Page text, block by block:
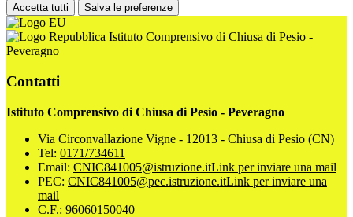
Accetta tutti Salva le preferenze
Istituto Comprensivo di Chiusa di Pesio -
Peveragno
Contatti
Istituto Comprensivo di Chiusa di Pesio - Peveragno
Via Circonvallazione Vigne - 12013 - Chiusa di Pesio (CN)
Tel: 0171/734611
Email: CNIC841005@istruzione.itLink per inviare una mail
PEC: CNIC841005@pec.istruzione.itLink per inviare una
mail
C.F.: 96060150040